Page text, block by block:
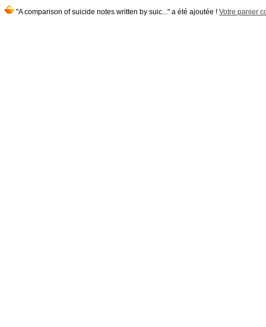
"A comparison of suicide notes written by suic..." a été ajoutée ! Votre panier